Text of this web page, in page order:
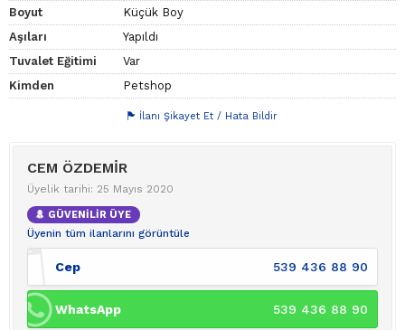
Boyut
Küçük Boy
Aşıları
Yapıldı
Tuvalet Eğitimi
Var
Kimden
Petshop
İlanı Şikayet Et / Hata Bildir
CEM ÖZDEMİR
Üyelik tarihi: 25 Mayıs 2020
GÜVENİLİR ÜYE
Üyenin tüm ilanlarını görüntüle
Cep 539 436 88 90
WhatsApp 539 436 88 90